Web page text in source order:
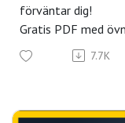
förväntar dig!
Gratis PDF med
7.7K